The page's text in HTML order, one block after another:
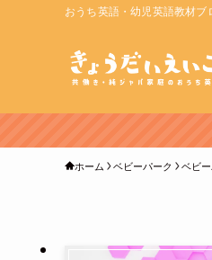
おうち英語・幼児英語教材ブ
ホーム ベビーパーク ベビ